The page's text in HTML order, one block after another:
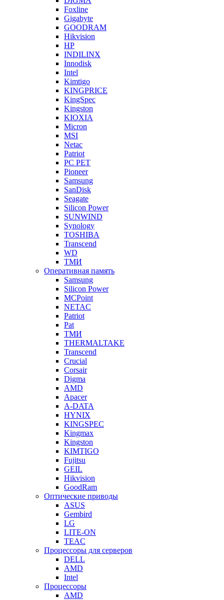
Foxline
Gigabyte
GOODRAM
Hikvision
HP
INDILINX
Innodisk
Intel
Kimtigo
KINGPRICE
KingSpec
Kingston
KIOXIA
Micron
MSI
Netac
Patriot
PC PET
Pioneer
Samsung
SanDisk
Seagate
Silicon Power
SUNWIND
Synology
TOSHIBA
Transcend
WD
ТМИ
Оперативная память
Samsung
Silicon Power
MCPoint
NETAC
Patriot
Pat
ТМИ
THERMALTAKE
Transcend
Crucial
Corsair
Digma
AMD
Apacer
A-DATA
HYNIX
KINGSPEC
Kingmax
Kingston
KIMTIGO
Fujitsu
GEIL
Hikvision
GoodRam
Оптические приводы
ASUS
Gembird
LG
LITE-ON
TEAC
Процессоры для серверов
DELL
AMD
Intel
Процессоры
AMD